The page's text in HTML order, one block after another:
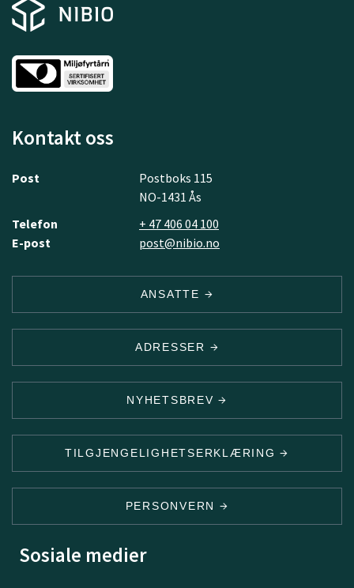
Kontakt oss
Post
Postboks 115
NO-1431 Ås
Telefon
+ 47 406 04 100
E-post
post@nibio.no
ANSATTE
ADRESSER
NYHETSBREV
TILGJENGELIGHETSERKLÆRING
PERSONVERN
Sosiale medier